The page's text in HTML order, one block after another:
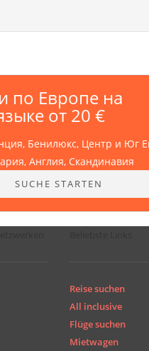
по Европе на
от 20 €
Бенилюкс, Центр и Юг
Англия, Скандинавия
SUCHE STARTEN
Reise suchen
All inclusive
Flüge suchen
Mietwagen